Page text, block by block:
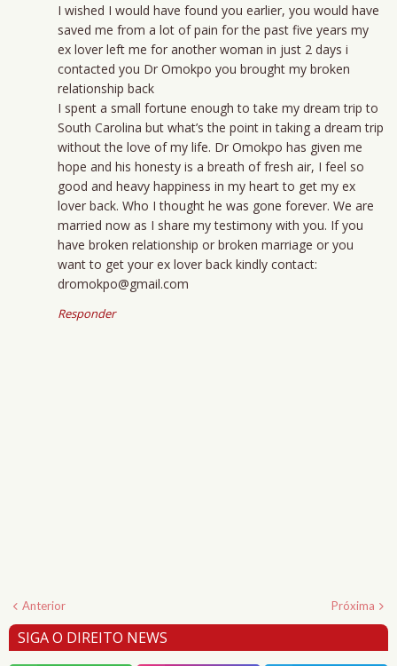
I wished I would have found you earlier, you would have
saved me from a lot of pain for the past five years my
ex lover left me for another woman in just 2 days i
contacted you Dr Omokpo you brought my broken
relationship back
I spent a small fortune enough to take my dream trip to
South Carolina but what’s the point in taking a dream trip
without the love of my life. Dr Omokpo has given me
hope and his honesty is a breath of fresh air, I feel so
good and heavy happiness in my heart to get my ex
lover back. Who I thought he was gone forever. We are
married now as I share my testimony with you. If you
have broken relationship or broken marriage or you
want to get your ex lover back kindly contact:
dromokpo@gmail.com
Responder
Anterior Próxima
SIGA O DIREITO NEWS